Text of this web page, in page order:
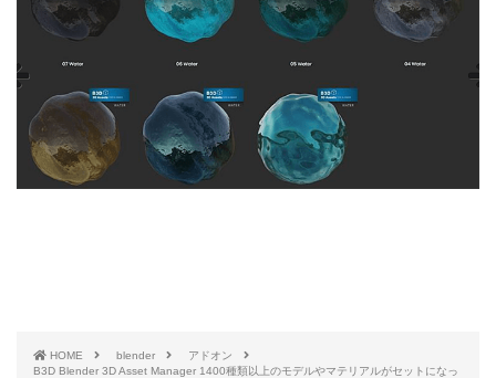
HOME blender
アドオン
B3D Blender 3D Asset Manager 1400種類以上のモデルやマテリアルがセットになっ